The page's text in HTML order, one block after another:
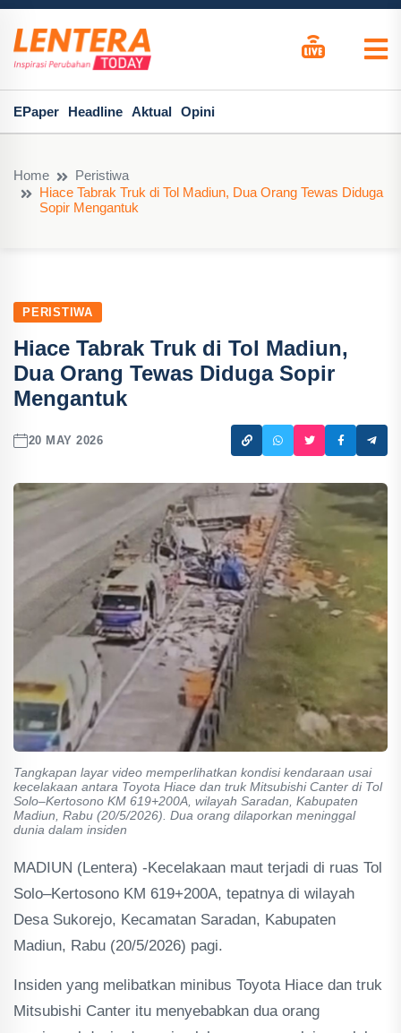
EPaper Headline Aktual Opini
Home
Peristiwa
Hiace Tabrak Truk di Tol Madiun, Dua Orang Tewas Diduga
Sopir Mengantuk
PERISTIWA
Hiace Tabrak Truk di Tol Madiun,
Dua Orang Tewas Diduga Sopir
Mengantuk
20 MAY 2026
Tangkapan layar video memperlihatkan kondisi kendaraan usai
kecelakaan antara Toyota Hiace dan truk Mitsubishi Canter di Tol
Solo–Kertosono KM 619+200A, wilayah Saradan, Kabupaten
Madiun, Rabu (20/5/2026). Dua orang dilaporkan meninggal
dunia dalam insiden
MADIUN (Lentera) -Kecelakaan maut terjadi di ruas Tol
Solo–Kertosono KM 619+200A, tepatnya di wilayah
Desa Sukorejo, Kecamatan Saradan, Kabupaten
Madiun, Rabu (20/5/2026) pagi.
Insiden yang melibatkan minibus Toyota Hiace dan truk
Mitsubishi Canter itu menyebabkan dua orang